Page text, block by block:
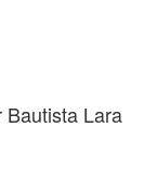
Bautista Lara